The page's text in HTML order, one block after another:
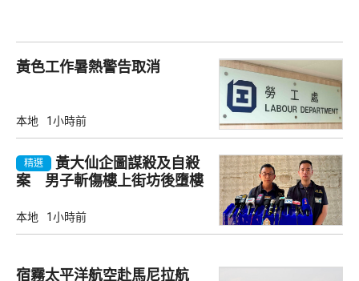
黃色工作暑熱警告取消
本地 1小時前
精選
黃大仙企圖謀殺及自殺
案 男子斬傷樓上街坊後墮樓
本地 1小時前
宿霧太平洋航空赴馬尼拉航